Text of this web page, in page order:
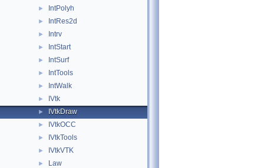
► IntPolyh
► IntRes2d
► Intrv
► IntStart
► IntSurf
► IntTools
► IntWalk
► IVtk
► IVtkDraw
► IVtkOCC
► IVtkTools
► IVtkVTK
► Law